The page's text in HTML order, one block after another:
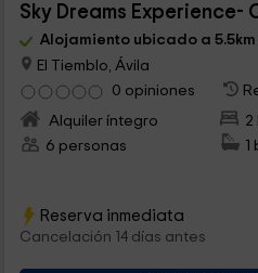
Sky Dreams Experience-
Alojamiento ubicado a
El Tiemblo, Ávila
0 opiniones
Alquiler íntegro
2
6 personas
1
Reserva inmediata
Cancelación 14 días antes